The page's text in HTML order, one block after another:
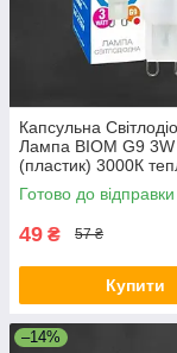
Капсульна
Лампа BIOM G9
(пластик) 3000К
Готово до відправки
49 ₴ 57 ₴
Купити
–14%